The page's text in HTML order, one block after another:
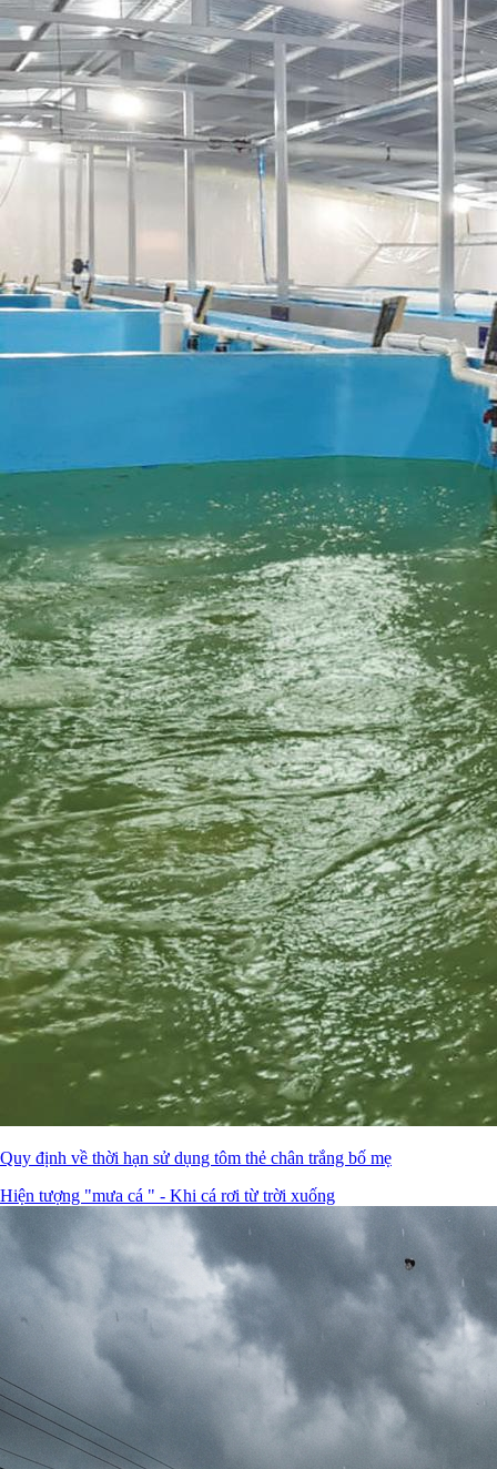
Quy định về thời hạn sử dụng tôm thẻ chân trắng bố mẹ
Hiện tượng "mưa cá " - Khi cá rơi từ trời xuống